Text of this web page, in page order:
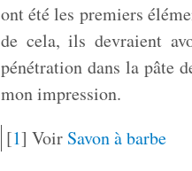
ont été les premiers
de cela, ils devraient
pénétration dans la pâte
mon impression.
[1] Voir Savon à barbe